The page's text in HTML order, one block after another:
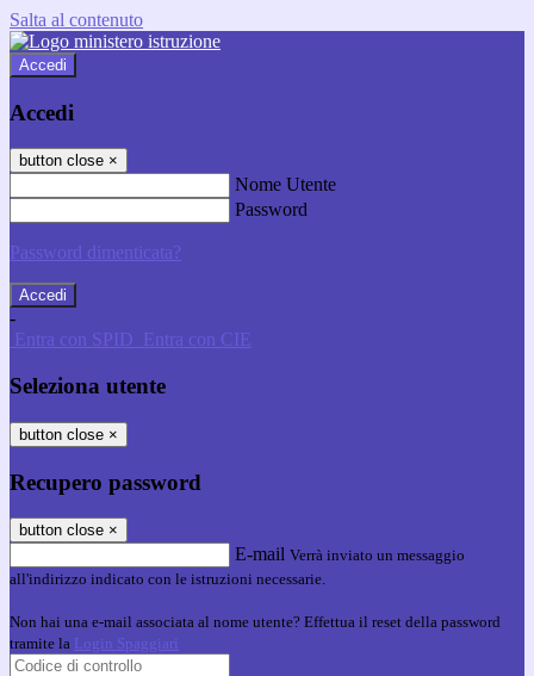
Salta al contenuto
Accedi
Accedi
button close ×
Nome Utente
Password
Password dimenticata?
-
Entra con SPID Entra con CIE
Seleziona utente
button close ×
Recupero password
button close ×
E-mail Verrà inviato un messaggio
all'indirizzo indicato con le istruzioni necessarie.
Non hai una e-mail associata al nome utente? Effettua il reset della password
tramite la Login Spaggiari